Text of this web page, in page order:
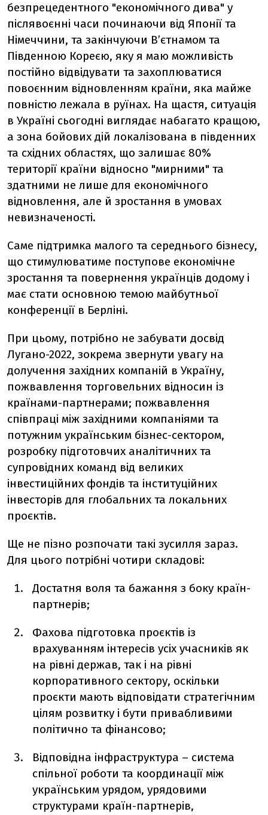
безпрецедентного "економічного дива" у
післявоєнні часи починаючи від Японії та
Німеччини, та закінчуючи В’єтнамом та
Південною Кореєю, яку я маю можливість
постійно відвідувати та захоплюватися
повоєнним відновленням країни, яка майже
повністю лежала в руїнах. На щастя, ситуація
в Україні сьогодні виглядає набагато кращою,
а зона бойових дій локалізована в південних
та східних областях, що залишає 80%
території країни відносно "мирними" та
здатними не лише для економічного
відновлення, але й зростання в умовах
невизначеності.
Саме підтримка малого та середнього бізнесу,
що стимулюватиме поступове економічне
зростання та повернення українців додому і
має стати основною темою майбутньої
конференції в Берліні.
При цьому, потрібно не забувати досвід
Лугано-2022, зокрема звернути увагу на
долучення західних компаній в Україну,
пожвавлення торговельних відносин із
країнами-партнерами; пожвавлення
співпраці між західними компаніями та
потужним українським бізнес-сектором,
розробку підготовчих аналітичних та
супровідних команд від великих
інвестиційних фондів та інституційних
інвесторів для глобальних та локальних
проєктів.
Ще не пізно розпочати такі зусилля зараз.
Для цього потрібні чотири складові:
Достатня воля та бажання з боку країн-
партнерів;
Фахова підготовка проєктів із
врахуванням інтересів усіх учасників як
на рівні держав, так і на рівні
корпоративного сектору, оскільки
проєкти мають відповідати стратегічним
цілям розвитку і бути привабливими
політично та фінансово;
Відповідна інфраструктура – система
спільної роботи та координації між
українським урядом, урядовими
структурами країн-партнерів,